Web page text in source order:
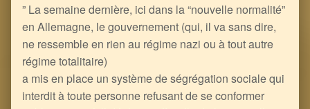
” La semaine dernière, ici dans la “nouvelle normalité”
en Allemagne, le gouvernement (qui, il va sans dire,
ne ressemble en rien au régime nazi ou à tout autre
régime totalitaire)
a mis en place un système de ségrégation sociale qui
interdit à toute personne refusant de se conformer